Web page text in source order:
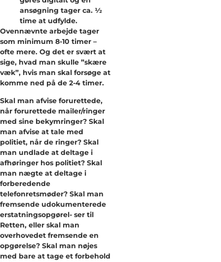
ansøgning tager ca. 1⁄2
time at udfylde.
Ovennævnte arbejde tager
som minimum 8-10 timer –
ofte mere. Og det er svært at
sige, hvad man skulle ”skære
væk”, hvis man skal forsøge at
komme ned på de 2-4 timer.
Skal man afvise forurettede,
når forurettede mailer/ringer
med sine bekymringer? Skal
man afvise at tale med
politiet, når de ringer? Skal
man undlade at deltage i
afhøringer hos politiet? Skal
man nægte at deltage i
forberedende
telefonretsmøder? Skal man
fremsende udokumenterede
erstatningsopgørel- ser til
Retten, eller skal man
overhovedet fremsende en
opgørelse? Skal man nøjes
med bare at tage et forbehold